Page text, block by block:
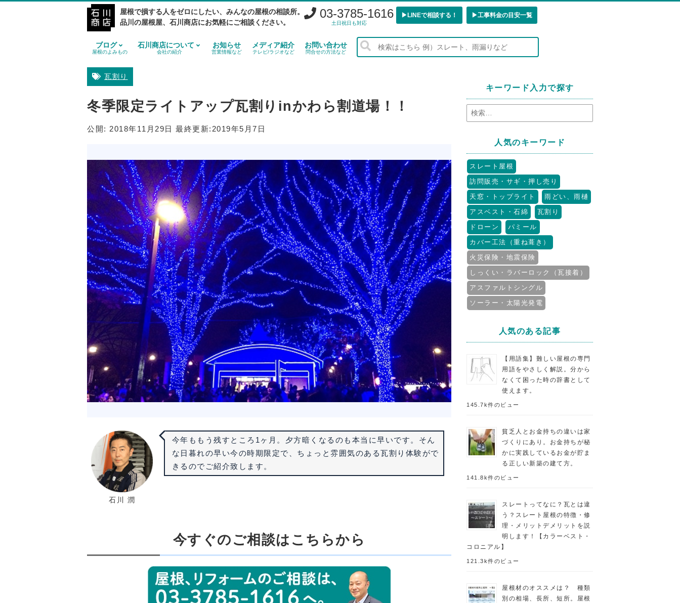
屋根で損する人をゼロにしたい、みんなの屋根の相談所。
品川の屋根屋、石川商店にお気軽にご相談ください。
03-3785-1616
土日祝日も対応
▶︎LINEで相談する！ ▶︎工事料金の目安一覧
ブログ
屋根のよみもの
石川商店について
会社の紹介
お知らせ
営業情報など
メディア紹介
テレビ/ラジオなど
お問い合わせ
問合せの方法など
瓦割り
冬季限定ライトアップ瓦割りinかわら割道場！！
公開: 2018年11月29日 最終更新: 2019年5月7日
石川 潤
今年ももう残すところ1ヶ月。夕方暗くなるのも本当に早いです。そん
な日暮れの早い今の時期限定で、ちょっと雰囲気のある瓦割り体験がで
きるのでご紹介致します。
今すぐのご相談はこちらから
キーワード入力で探す
人気のキーワード
スレート屋根
訪問販売・サギ・押し売り
天窓・トップライト
雨どい、雨樋
アスベスト・石綿
瓦割り
ドローン
パミール
カバー工法（重ね葺き）
火災保険・地震保険
しっくい・ラバーロック（瓦接着）
アスファルトシングル
ソーラー・太陽光発電
人気のある記事
【用語集】難しい屋根の専門
用語をやさしく解説。分から
なくて困った時の辞書として
使えます。
145.7k件のビュー
貧乏人とお金持ちの違いは家
づくりにあり。お金持ちが秘
かに実践しているお金が貯ま
る正しい新築の建て方。
141.8k件のビュー
スレートってなに？瓦とは違
う？スレート屋根の特徴・修
理・メリットデメリットを説
明します！【カラーベスト・
コロニアル】
121.3k件のビュー
屋根材のオススメは？ 種類
別の相場、長所、短所。屋根